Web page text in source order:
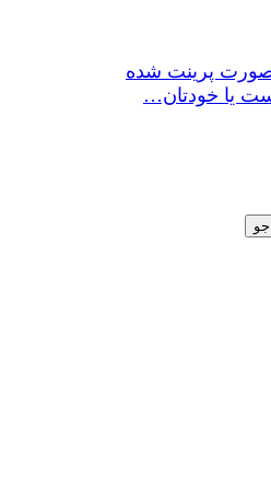
پرینت شده
یا خودتان…